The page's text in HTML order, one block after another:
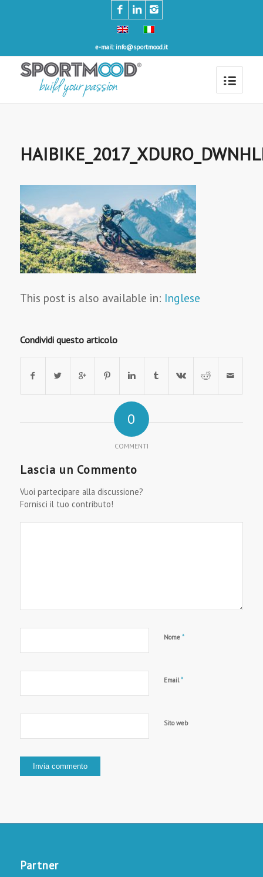
e-mail: info@sportmood.it
This post is also available in: Inglese
Condividi questo articolo
0
COMMENTI
Lascia un Commento
Vuoi partecipare alla discussione?
Fornisci il tuo contributo!
Nome *
Email*
Sito web
Partner